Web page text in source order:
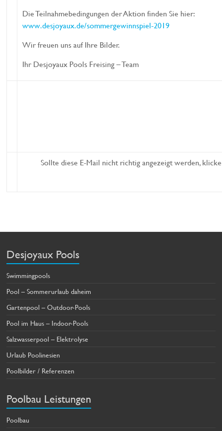
Die Teilnahmebedingungen der Aktion finden Sie hier:
www.desjoyaux.de/sommergewinnspiel-2019
Wir freuen uns auf Ihre Bilder.
Ihr Desjoyaux Pools Freising – Team
Sollte diese E-Mail nicht richtig angezeigt werden,
Desjoyaux Pools
Swimmingpools
Pool – Sommerurlaub daheim
Gartenpool – Outdoor-Pools
Pool im Haus – Indoor-Pools
Salzwasserpool – Elektrolyse
Urlaub Poolinesien
Poolbilder / Referenzen
Poolbau Leistungen
Poolbau